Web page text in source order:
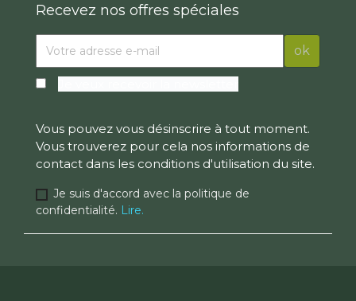
Recevez nos offres spéciales
Vous pouvez vous désinscrire à tout moment.
Vous trouverez pour cela nos informations de
contact dans les conditions d'utilisation du site.
Je suis d'accord avec la politique de
confidentialité. Lire.